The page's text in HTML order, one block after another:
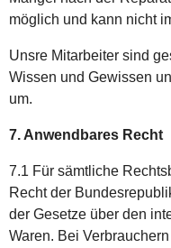
möglich und kann nicht
Unsre Mitarbeiter sind
Wissen und Gewissen
um.
7. Anwendbares Recht
7.1 Für sämtliche
Recht der
der Gesetze über den
Waren. Bei